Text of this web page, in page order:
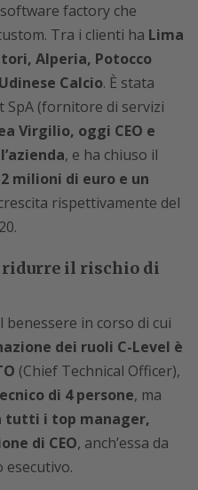
factory che
Tra i clienti ha Lima
Alperia, Potocco
Calcio. È stata
SpA (fornitore di servizi
Virgilio, oggi CEO e
, e ha chiuso il
milioni di euro e un
rispettivamente del
ridurre il rischio di
in corso di cui
dei ruoli C-Level è
(Chief Technical Officer),
di 4 persone, ma
tutti i top manager,
di CEO, anch’essa da
esecutivo.